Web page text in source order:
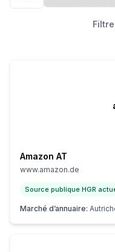
Amazon AT
www.amazon.de
Source publique HGR
Marché d’annuaire: